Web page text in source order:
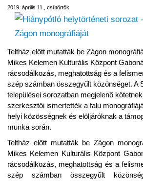
2019. április 11., csütörtök
Teltház előtt mutatták be Zágon
Mikes Kelemen Kulturális Központ
rácsodálkozás, meghatottság és a
szép számban összegyűlt közönséget. A
települései sorozatban megjelenő
szerkesztői ismertették a falu
helyi közösségnek és elöljáróknak a
munka során.
Teltház előtt mutatták be Zágon
Mikes Kelemen Kulturális Központ
rácsodálkozás, meghatottság és a
szép számban összegyűlt